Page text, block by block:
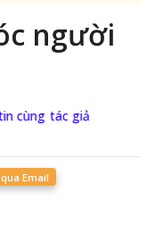
người
cùng tác giả
Email